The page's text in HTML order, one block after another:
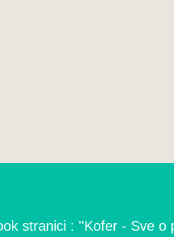
stranici : ''Kofer - Sve o